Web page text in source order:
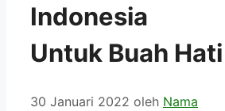
Indonesia
Untuk Buah Hati
30 Januari 2022 oleh Nama